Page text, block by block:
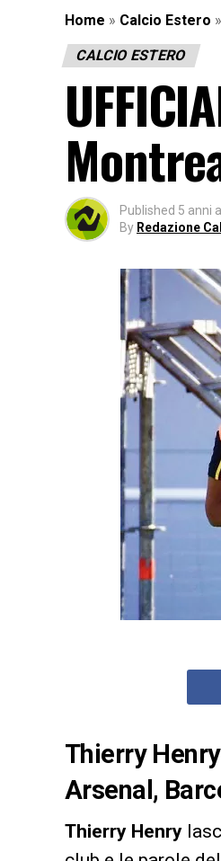
Home » Calcio Estero »
CALCIO ESTERO
Published 5 anni
By Redazione
Thierry
Arsenal,
Thierry Henry